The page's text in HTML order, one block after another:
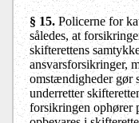
§ 15. Policerne for
således, at
skifterettens
ansvarsforsikringer,
omstændigheder gør
underretter
forsikringen ophører